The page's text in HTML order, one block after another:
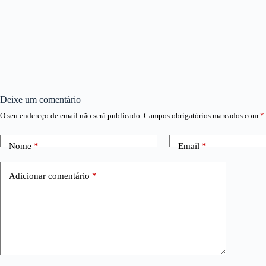
Deixe um comentário
O seu endereço de email não será publicado. Campos obrigatórios marcados com *
Nome* Email*
Adicionar comentário *